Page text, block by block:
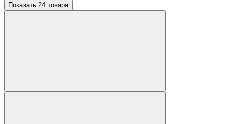
Показать 24 товара